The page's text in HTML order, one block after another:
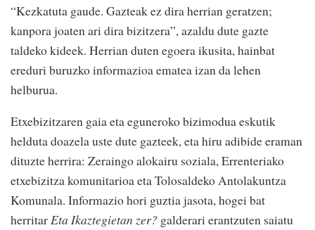
“Kezkatuta gaude. Gazteak ez dira herrian geratzen;
kanpora joaten ari dira bizitzera”, azaldu dute gazte
taldeko kideek. Herrian duten egoera ikusita, hainbat
ereduri buruzko informazioa ematea izan da lehen
helburua.
Etxebizitzaren gaia eta eguneroko bizimodua eskutik
helduta doazela uste dute gazteek, eta hiru adibide eraman
dituzte herrira: Zeraingo alokairu soziala, Errenteriako
etxebizitza komunitarioa eta Tolosaldeko Antolakuntza
Komunala. Informazio hori guztia jasota, hogei bat
herritarEta Ikaztegietan zer? galderari erantzuten saiatu